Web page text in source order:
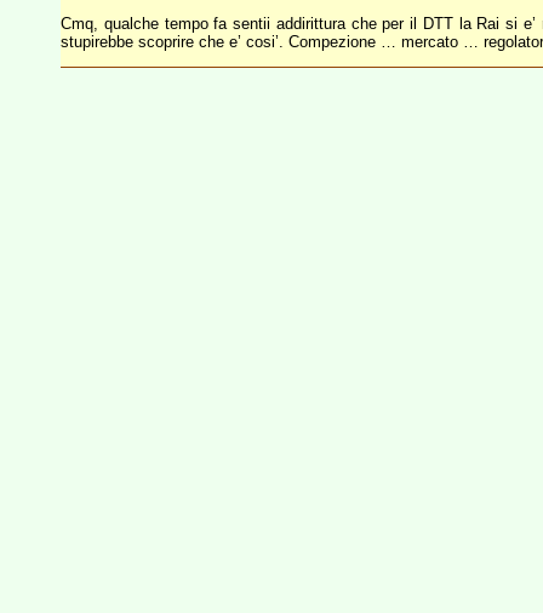
Cmq, qualche tempo fa sentii addirittura che per il DTT la Rai si
stupirebbe scoprire che e’ cosi’. Compezione … mercato …